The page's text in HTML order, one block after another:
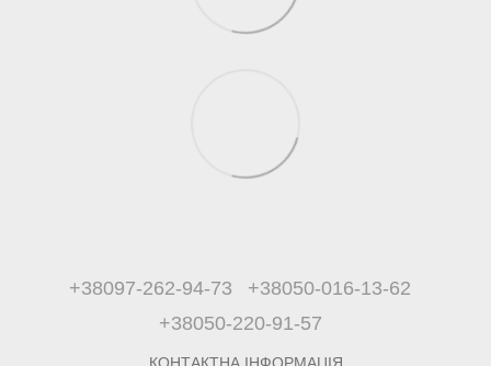
+38097-262-94-73
+38050-016-13-62
+38050-220-91-57